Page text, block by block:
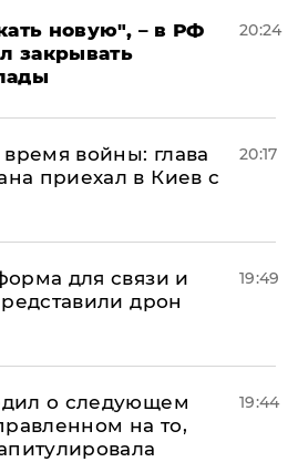
новую", – в РФ
закрывать
20:24
войны: глава
приехал в Киев с
20:17
для связи и
дрон
19:49
о следующем
на то,
19:44